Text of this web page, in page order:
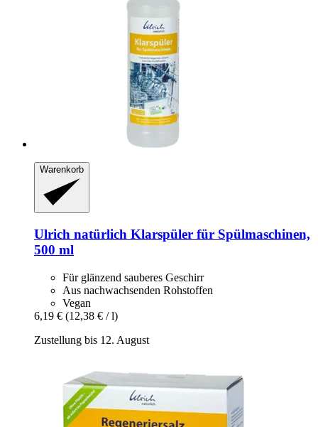
Warenkorb
Ulrich natürlich Klarspüler für Spülmaschinen,
500 ml
Für glänzend sauberes Geschirr
Aus nachwachsenden Rohstoffen
Vegan
6,19 € (12,38 € / l)
Zustellung bis 12. August